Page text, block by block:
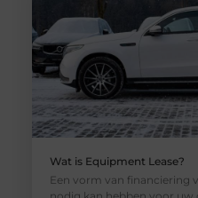
Wat is Equipment Lease?
Een vorm van financiering